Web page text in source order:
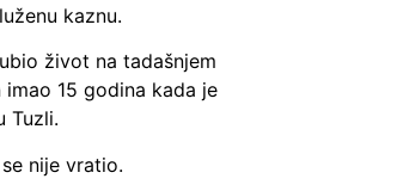
kaznu.
život na tadašnjem
15 godina kada je
Tuzli.
nije vratio.